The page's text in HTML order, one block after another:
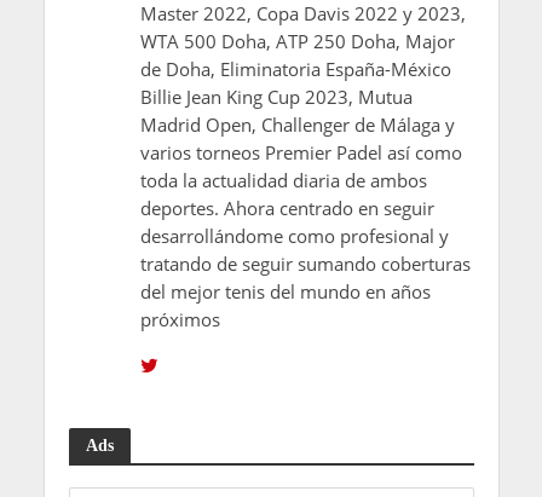
Master 2022, Copa Davis 2022 y 2023,
WTA 500 Doha, ATP 250 Doha, Major
de Doha, Eliminatoria España-México
Billie Jean King Cup 2023, Mutua
Madrid Open, Challenger de Málaga y
varios torneos Premier Padel así como
toda la actualidad diaria de ambos
deportes. Ahora centrado en seguir
desarrollándome como profesional y
tratando de seguir sumando coberturas
del mejor tenis del mundo en años
próximos
Ads